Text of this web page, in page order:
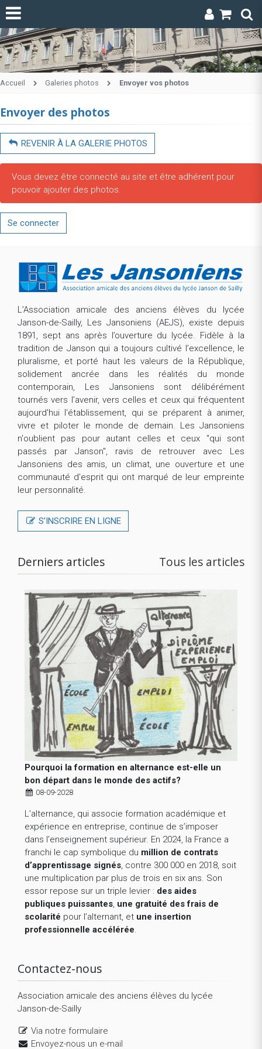
Accueil Galeries photos Envoyer vos photos
Envoyer des photos
REVENIR À LA GALERIE PHOTOS
Vous devez être connecté au site et être adhérent pour
pouvoir ajouter des photos.
Se connecter
L’Association amicale des anciens élèves du lycée
Janson-de-Sailly, Les Jansoniens (AEJS), existe depuis
1891, sept ans après l’ouverture du lycée. Fidèle à la
tradition de Janson qui a toujours cultivé l’excellence, le
pluralisme, et porté haut les valeurs de la République,
solidement ancrée dans les réalités du monde
contemporain, Les Jansoniens sont délibérément
tournés vers l’avenir, vers celles et ceux qui fréquentent
aujourd'hui l'établissement, qui se préparent à animer,
vivre et piloter le monde de demain. Les Jansoniens
n'oublient pas pour autant celles et ceux "qui sont
passés par Janson", ravis de retrouver avec Les
Jansoniens des amis, un climat, une ouverture et une
communauté d'esprit qui ont marqué de leur empreinte
leur personnalité.
S’INSCRIRE EN LIGNE
Derniers articles Tous les articles
Pourquoi la formation en alternance est-elle un
bon départ dans le monde des actifs?
08-09-2028
L’alternance, qui associe formation académique et
expérience en entreprise, continue de s’imposer
dans l’enseignement supérieur. En 2024, la France a
franchi le cap symbolique du million de contrats
d’apprentissage signés, contre 300 000 en 2018, soit
une multiplication par plus de trois en six ans. Son
essor repose sur un triple levier : des aides
publiques puissantes, une gratuité des frais de
scolarité pour l’alternant, et une insertion
professionnelle accélérée.
Contactez-nous
Association amicale des anciens élèves du lycée
Janson-de-Sailly
Via notre formulaire
Envoyez-nous un e-mail